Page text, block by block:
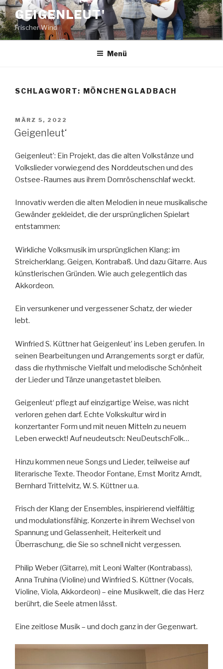
Zum
Inhalt
springen
GEIGENLEUT'
Frischer Wind
Menü
SCHLAGWORT: MÖNCHENGLADBACH
VERÖFFENTLICHT
AM
MÄRZ 5, 2022
Geigenleut‘
Geigenleut’: Ein Projekt, das die alten Volkstänze und
Volkslieder vorwiegend des Norddeutschen und des
Ostsee-Raumes aus ihrem Dornröschenschlaf weckt.
Innovativ werden die alten Melodien in neue musikalische
Gewänder gekleidet, die der ursprünglichen Spielart
entstammen:
Wirkliche Volksmusik im ursprünglichen Klang: im
Streicherklang. Geigen, Kontrabaß. Und dazu Gitarre. Aus
künstlerischen Gründen. Wie auch gelegentlich das
Akkordeon.
Ein versunkener und vergessener Schatz, der wieder
lebt.
Winfried S. Küttner hat Geigenleut’ ins Leben gerufen. In
seinen Bearbeitungen und Arrangements sorgt er dafür,
dass die rhythmische Vielfalt und melodische Schönheit
der Lieder und Tänze unangetastet bleiben.
Geigenleut‘ pflegt auf einzigartige Weise, was nicht
verloren gehen darf. Echte Volkskultur wird in
konzertanter Form und mit neuen Mitteln zu neuem
Leben erweckt! Auf neudeutsch: NeuDeutschFolk…
Hinzu kommen neue Songs und Lieder, teilweise auf
literarische Texte. Theodor Fontane, Ernst Moritz Arndt,
Bernhard Trittelvitz, W. S. Küttner u.a.
Frisch der Klang der Ensembles, inspirierend vielfältig
und modulationsfähig. Konzerte in ihrem Wechsel von
Spannung und Gelassenheit, Heiterkeit und
Überraschung, die Sie so schnell nicht vergessen.
Philip Weber (Gitarre), mit Leoni Walter (Kontrabass),
Anna Truhina (Violine) und Winfried S. Küttner (Vocals,
Violine, Viola, Akkordeon) – eine Musikwelt, die das Herz
berührt, die Seele atmen lässt.
Eine zeitlose Musik – und doch ganz in der Gegenwart.